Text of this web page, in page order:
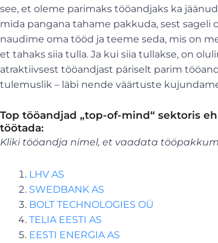
see, et oleme parimaks tööandjaks ka
mida pangana tahame pakkuda, sest sageli
naudime oma tööd ja teeme seda, mis on
et tahaks siia tulla. Ja kui siia tullakse, on
atraktiivsest tööandjast päriselt parim
tulemuslik – läbi nende väärtuste
Top tööandjad „top-of-mind“ sektoris
töötada:
Kliki tööandja nimel, et vaadata
LHV AS
SWEDBANK AS
BOLT TECHNOLOGIES OÜ
TELIA EESTI AS
EESTI ENERGIA AS